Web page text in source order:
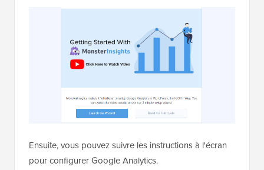
Ensuite, vous pouvez suivre les instructions à l'écran
pour configurer Google Analytics.